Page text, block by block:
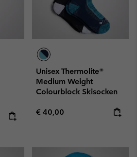
Unisex Thermolite®
Medium Weight
Colourblock Skisocken
Regular price:
€ 40,00